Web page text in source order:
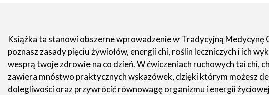
Książka ta stanowi obszerne wprowadzenie w Tradycyjną Medycynę
poznasz zasady pięciu żywiołów, energii chi, roślin leczniczych i ich
wesprą twoje zdrowie na co dzień. W ćwiczeniach ruchowych tai chi,
zawiera mnóstwo praktycznych wskazówek, dzięki którym możesz
dolegliwości oraz przywrócić równowagę organizmu i energii